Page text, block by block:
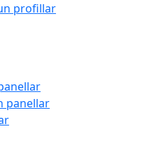
profillar
panellar